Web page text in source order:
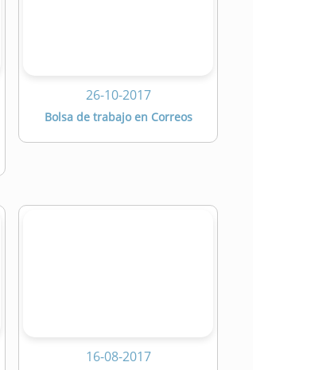
26-10-2017
Bolsa de trabajo en Correos
16-08-2017